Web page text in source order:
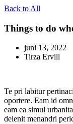
Back to All
Things to do
juni 13, 2022
Tirza Ervill
Te pri labitur
oportere. Eam id
eam ea simul
delenit menandri